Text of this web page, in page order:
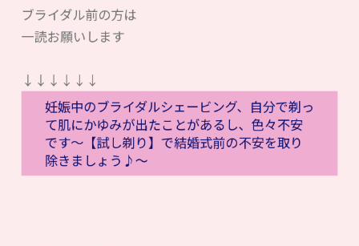
ブライダル前の方は
一読お願いします
↓↓↓↓↓↓
妊娠中のブライダルシェービング、自分で剃っ
て肌にかゆみが出たことがあるし、色々不安
です〜【試し剃り】で結婚式前の不安を取り
除きましょう♪〜